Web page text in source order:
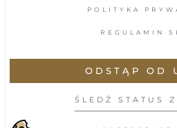
POLITYKA
REGULAMIN
ODSTĄP OD
ŚLEDŹ STATUS